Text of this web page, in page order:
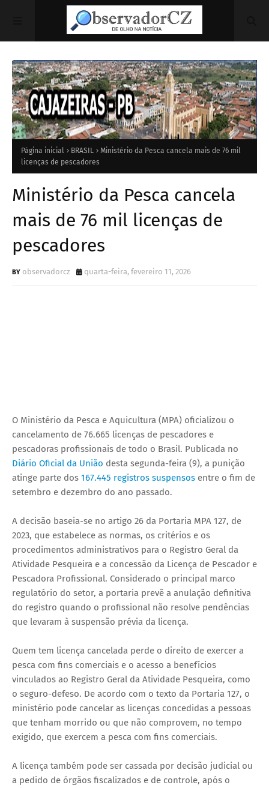
Página inicial BRASIL
Ministério da Pesca cancela mais de 76 mil
licenças de pescadores
Ministério da Pesca cancela
mais de 76 mil licenças de
pescadores
observadorcz quarta-feira, fevereiro 11, 2026
O Ministério da Pesca e Aquicultura (MPA) oficializou o
cancelamento de 76.665 licenças de pescadores e
pescadoras profissionais de todo o Brasil. Publicada no
Diário Oficial da União desta segunda-feira (9), a punição
atinge parte dos 167.445 registros suspensos entre o fim de
setembro e dezembro do ano passado.
A decisão baseia-se no artigo 26 da Portaria MPA 127, de
2023, que estabelece as normas, os critérios e os
procedimentos administrativos para o Registro Geral da
Atividade Pesqueira e a concessão da Licença de Pescador e
Pescadora Profissional. Considerado o principal marco
regulatório do setor, a portaria prevê a anulação definitiva
do registro quando o profissional não resolve pendências
que levaram à suspensão prévia da licença.
Quem tem licença cancelada perde o direito de exercer a
pesca com fins comerciais e o acesso a benefícios
vinculados ao Registro Geral da Atividade Pesqueira, como
o seguro-defeso. De acordo com o texto da Portaria 127, o
ministério pode cancelar as licenças concedidas a pessoas
que tenham morrido ou que não comprovem, no tempo
exigido, que exercem a pesca com fins comerciais.
A licença também pode ser cassada por decisão judicial ou
a pedido de órgãos fiscalizados e de controle, após o